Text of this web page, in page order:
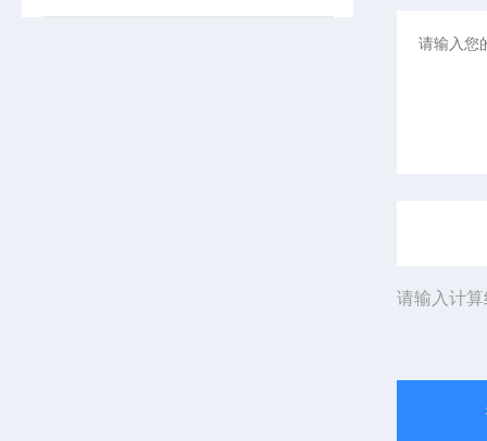
请输入计